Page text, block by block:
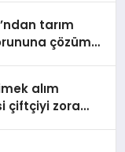
tarım
çözüm
alım
çiftçiyi zora